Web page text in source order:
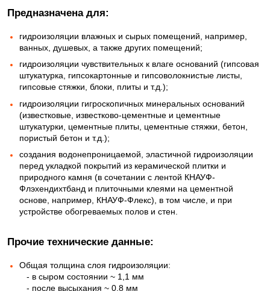
Предназначена для:
гидроизоляции влажных и сырых помещений, например,
ванных, душевых, а также других помещений;
гидроизоляции чувствительных к влаге оснований (гипсовая
штукатурка, гипсокартонные и гипсоволокнистые листы,
гипсовые стяжки, блоки, плиты и т.д.);
гидроизоляции гигроскопичных минеральных оснований
(известковые, известково-цементные и цементные
штукатурки, цементные плиты, цементные стяжки, бетон,
пористый бетон и т.д.);
создания водонепроницаемой, эластичной гидроизоляции
перед укладкой покрытий из керамической плитки и
природного камня (в сочетании с лентой КНАУФ-
Флэхендихтбанд и плиточными клеями на цементной
основе, например, КНАУФ-Флекс), в том числе, и при
устройстве обогреваемых полов и стен.
Прочие технические данные:
Общая толщина слоя гидроизоляции:
- в сыром состоянии ~ 1,1 мм
- после высыхания ~ 0,8 мм